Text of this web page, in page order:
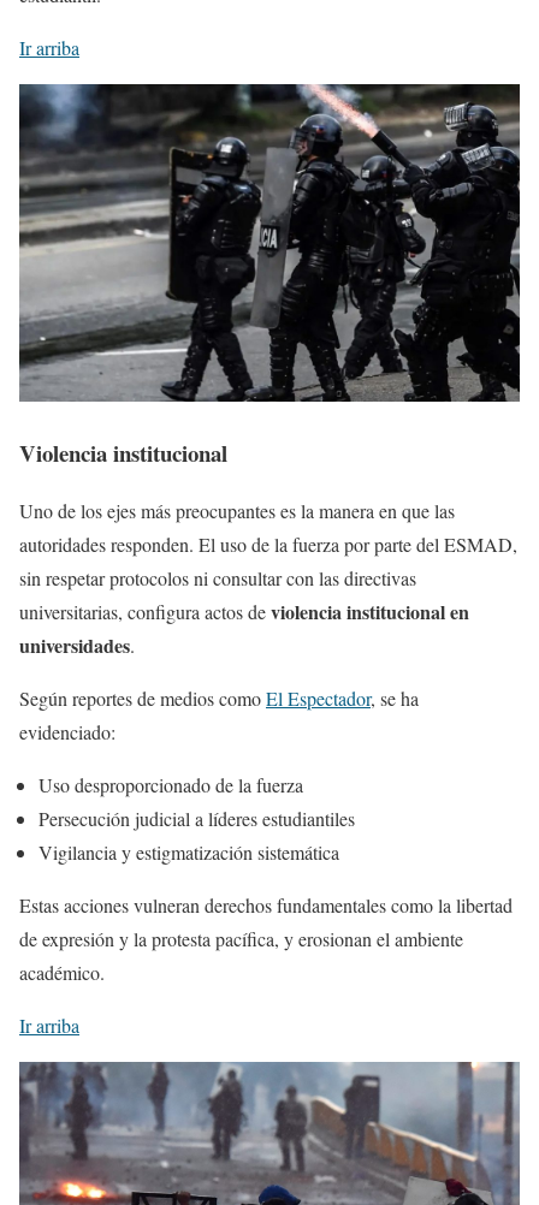
Ir arriba
Violencia institucional
Uno de los ejes más preocupantes es la manera en que las
autoridades responden. El uso de la fuerza por parte del ESMAD,
sin respetar protocolos ni consultar con las directivas
universitarias, configura actos deviolencia institucional en
universidades.
Según reportes de medios comoEl Espectador, se ha
evidenciado:
Uso desproporcionado de la fuerza
Persecución judicial a líderes estudiantiles
Vigilancia y estigmatización sistemática
Estas acciones vulneran derechos fundamentales como la libertad
de expresión y la protesta pacífica, y erosionan el ambiente
académico.
Ir arriba